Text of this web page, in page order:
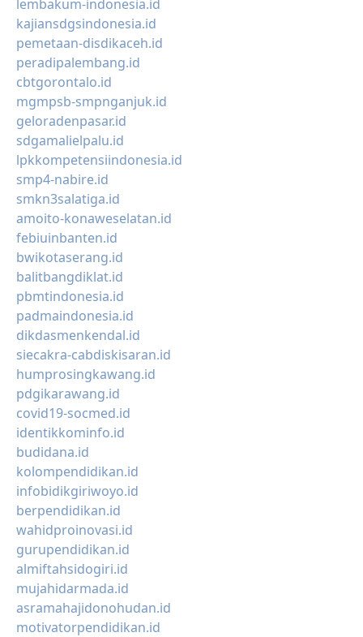
lembakum-indonesia.id
kajiansdgsindonesia.id
pemetaan-disdikaceh.id
peradipalembang.id
cbtgorontalo.id
mgmpsb-smpnganjuk.id
geloradenpasar.id
sdgamalielpalu.id
lpkkompetensiindonesia.id
smp4-nabire.id
smkn3salatiga.id
amoito-konaweselatan.id
febiuinbanten.id
bwikotaserang.id
balitbangdiklat.id
pbmtindonesia.id
padmaindonesia.id
dikdasmenkendal.id
siecakra-cabdiskisaran.id
humprosingkawang.id
pdgikarawang.id
covid19-socmed.id
identikkominfo.id
budidana.id
kolompendidikan.id
infobidikgiriwoyo.id
berpendidikan.id
wahidproinovasi.id
gurupendidikan.id
almiftahsidogiri.id
mujahidarmada.id
asramahajidonohudan.id
motivatorpendidikan.id